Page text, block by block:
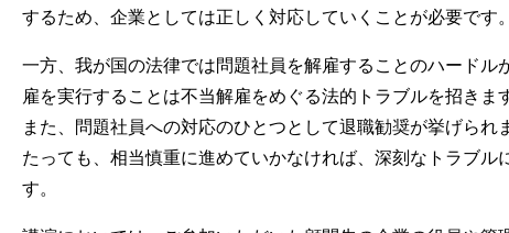
するため、企業としては正しく対応していくことが必要です
一方、我が国の法律では問題社員を解雇することのハードル
雇を実行することは不当解雇をめぐる法的トラブルを招きま
また、問題社員への対応のひとつとして退職勧奨が挙げられ
たっても、相当慎重に進めていかなければ、深刻なトラブル
す。